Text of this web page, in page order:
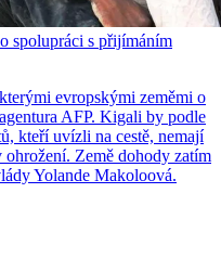
spolupráci s přijímáním
evropskými zeměmi o
AFP. Kigali by podle
kteří uvízli na cestě, nemají
Země dohody zatím
Yolande Makoloová.